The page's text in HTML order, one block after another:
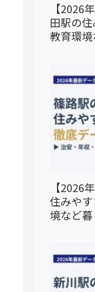
【2026
田駅の住
教育環
【2026
住みや
境など